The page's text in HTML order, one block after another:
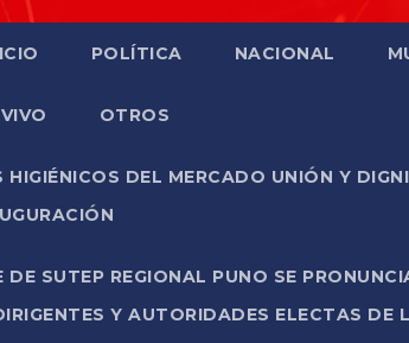
POLÍTICA NACIONAL
OTROS
HIGIÉNICOS DEL MERCADO UNIÓN Y
DE SUTEP REGIONAL PUNO SE
Y AUTORIDADES ELECTAS DE